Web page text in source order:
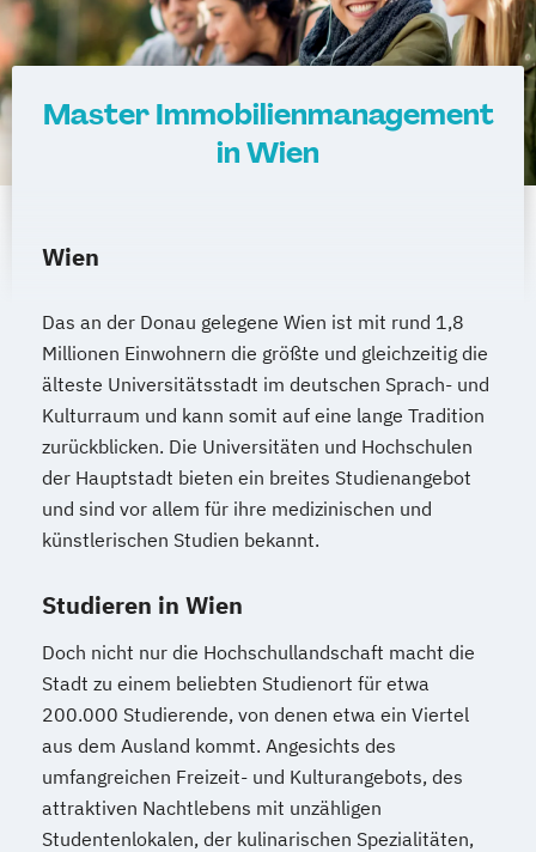
Psychologie Public Health
Public Management
Verwaltungsfachangestellte
Public Relations und Kommunikation
Robotics (DE/EN)
Softwareentwicklung (DE/EN)
Soziale Arbeit
Soziale Arbeit Schwerpunkt Kinder und
Jugendliche
Sozialmanagement
Sozialpädagogik und Inklusion
Sportmanagement
Supply Chain Management
Umweltingenieurwesen
Wirtschaftsinformatik (DE/EN)
Wirtschaftsingenieurwesen
Wirtschaftsingenieurwesen Medizintechnik
Wirtschaftspsychologie (DE/EN)
Wirtschaftsrecht Ökonom/in
Master Immobilienmanagement
in Wien
Wien
Das an der Donau gelegene Wien ist mit rund 1,8
Millionen Einwohnern die größte und gleichzeitig die
älteste Universitätsstadt im deutschen Sprach- und
Kulturraum und kann somit auf eine lange Tradition
zurückblicken. Die Universitäten und Hochschulen
der Hauptstadt bieten ein breites Studienangebot
und sind vor allem für ihre medizinischen und
künstlerischen Studien bekannt.
Studieren in Wien
Doch nicht nur die Hochschullandschaft macht die
Stadt zu einem beliebten Studienort für etwa
200.000 Studierende, von denen etwa ein Viertel
aus dem Ausland kommt. Angesichts des
umfangreichen Freizeit- und Kulturangebots, des
attraktiven Nachtlebens mit unzähligen
Studentenlokalen, der kulinarischen Spezialitäten,